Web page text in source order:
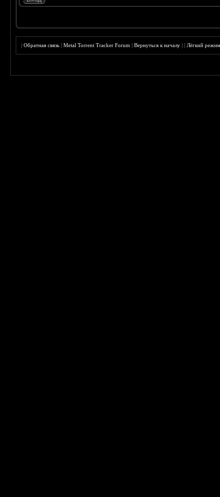
|Обратная связь |Metal Torrent Tracker Forum |Вернуться к началу ||Лёгкий